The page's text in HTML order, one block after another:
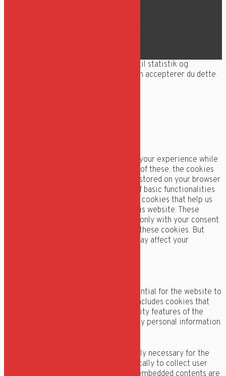
Denne hjemmeside anvender cookies til statistik og
indstillinger. Ved at bruge hjemmesiden accepterer du dette.
This website uses cookies to improve your experience while
you navigate through the website. Out of these, the cookies
that are categorized as necessary are stored on your browser
as they are essential for the working of basic functionalities
of the website. We also use third-party cookies that help us
analyze and understand how you use this website. These
cookies will be stored in your browser only with your consent.
You also have the option to opt-out of these cookies. But
opting out of some of these cookies may affect your
Necessary cookies are absolutely essential for the website to
function properly. This category only includes cookies that
ensures basic functionalities and security features of the
website. These cookies do not store any personal information.
Any cookies that may not be particularly necessary for the
website to function and is used specifically to collect user
personal data via analytics, ads, other embedded contents are